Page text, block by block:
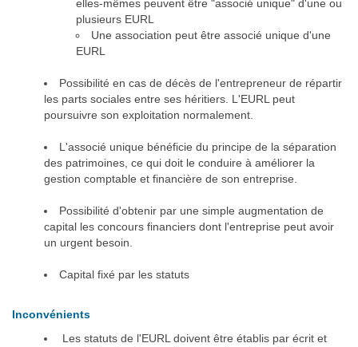
elles-mêmes peuvent être "associé unique" d'une ou
plusieurs EURL
Une association peut être associé unique d'une
EURL
Possibilité en cas de décès de l'entrepreneur de répartir
les parts sociales entre ses héritiers. L'EURL peut
poursuivre son exploitation normalement.
L'associé unique bénéficie du principe de la séparation
des patrimoines, ce qui doit le conduire à améliorer la
gestion comptable et financière de son entreprise.
Possibilité d'obtenir par une simple augmentation de
capital les concours financiers dont l'entreprise peut avoir
un urgent besoin.
Capital fixé par les statuts
Inconvénients
Les statuts de l'EURL doivent être établis par écrit et